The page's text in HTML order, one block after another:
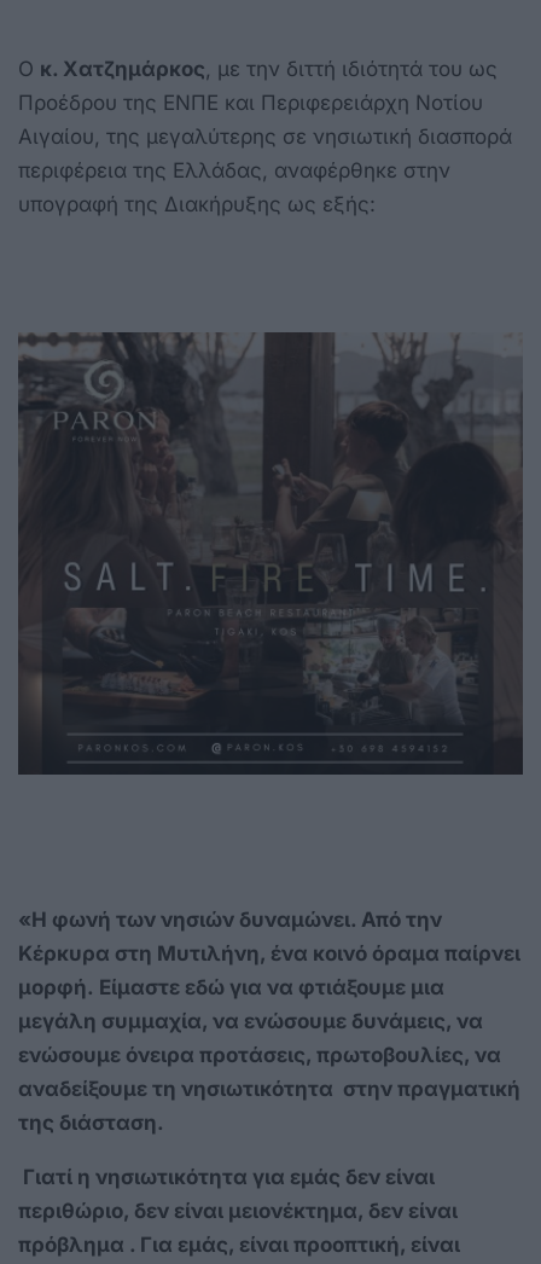
Ο κ. Χατζημάρκος, με την διττή ιδιότητά του ως
Προέδρου της ΕΝΠΕ και Περιφερειάρχη Νοτίου
Αιγαίου, της μεγαλύτερης σε νησιωτική διασπορά
περιφέρεια της Ελλάδας, αναφέρθηκε στην
υπογραφή της Διακήρυξης ως εξής:
«Η φωνή των νησιών δυναμώνει. Από την
Κέρκυρα στη Μυτιλήνη, ένα κοινό όραμα παίρνει
μορφή. Είμαστε εδώ για να φτιάξουμε μια
μεγάλη συμμαχία, να ενώσουμε δυνάμεις, να
ενώσουμε όνειρα προτάσεις, πρωτοβουλίες, να
αναδείξουμε τη νησιωτικότητα στην πραγματική
της διάσταση.
Γιατί η νησιωτικότητα για εμάς δεν είναι
περιθώριο, δεν είναι μειονέκτημα, δεν είναι
πρόβλημα . Για εμάς, είναι προοπτική, είναι